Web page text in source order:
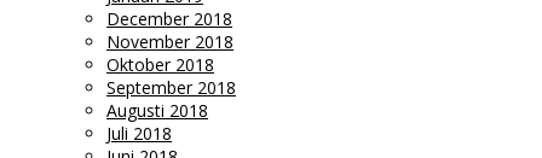
December 2018
November 2018
Oktober 2018
September 2018
Augusti 2018
Juli 2018